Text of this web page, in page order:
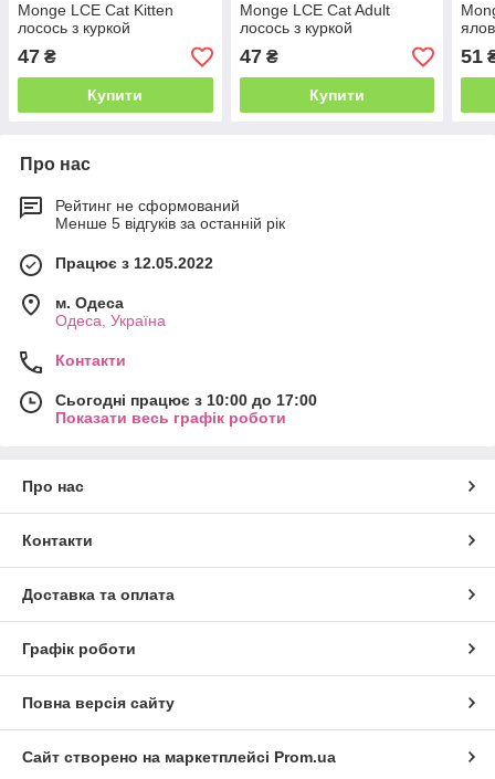
Monge LCE Cat Kitten
лосось з куркой
47 ₴
Купити
Monge LCE Cat Adult
лосось з куркой
47₴
Купити
51
Про нас
Рейтинг не сформований
Менше 5 відгуків за останній рік
Працює з 12.05.2022
м. Одеса
Одеса, Україна
Контакти
Сьогодні працює з 10:00 до 17:00
Показати весь графік роботи
Про нас
Контакти
Доставка та оплата
Графік роботи
Повна версія сайту
Сайт створено на маркетплейсі Prom.ua